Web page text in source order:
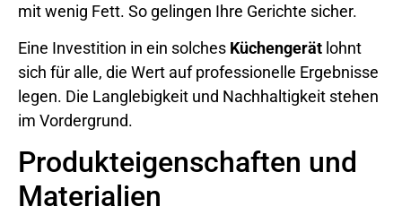
mit wenig Fett. So gelingen Ihre Gerichte sicher.
Eine Investition in ein solches Küchengerät lohnt
sich für alle, die Wert auf professionelle Ergebnisse
legen. Die Langlebigkeit und Nachhaltigkeit stehen
im Vordergrund.
Produkteigenschaften und
Materialien